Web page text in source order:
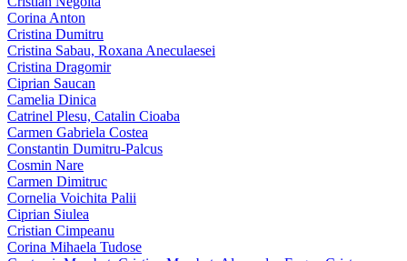
Corina Anton
Cristina Dumitru
Cristina Sabau, Roxana Aneculaesei
Cristina Dragomir
Ciprian Saucan
Camelia Dinica
Catrinel Plesu, Catalin Cioaba
Carmen Gabriela Costea
Constantin Dumitru-Palcus
Cosmin Nare
Carmen Dimitruc
Cornelia Voichita Palii
Ciprian Siulea
Cristian Cimpeanu
Corina Mihaela Tudose